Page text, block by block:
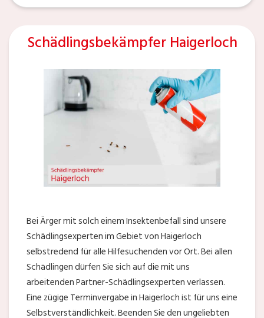
Schädlingsbekämpfer Haigerloch
Bei Ärger mit solch einem Insektenbefall sind unsere
Schädlingsexperten im Gebiet von Haigerloch
selbstredend für alle Hilfesuchenden vor Ort. Bei allen
Schädlingen dürfen Sie sich auf die mit uns
arbeitenden Partner-Schädlingsexperten verlassen.
Eine zügige Terminvergabe in Haigerloch ist für uns eine
Selbstverständlichkeit. Beenden Sie den ungeliebten